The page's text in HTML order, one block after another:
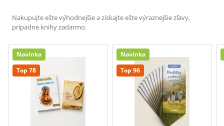
Nakupujte ešte výhodnejšie a získajte ešte výraznejšie zľavy,
prípadne knihy zadarmo.
Novinka
Top 78
Novinka
Top 96